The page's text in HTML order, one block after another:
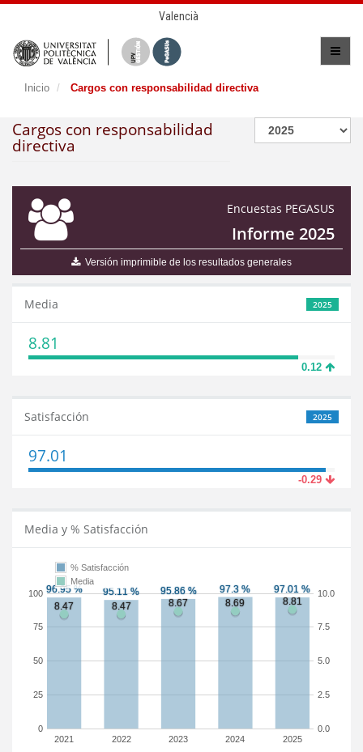
Valencià
Inicio Cargos con responsabilidad directiva
Cargos con responsabilidad
directiva
Encuestas PEGASUS
Informe 2025
Versión imprimible de los resultados generales
2025
Media
8.81
0.12
2025
Satisfacción
97.01
-0.29
Media y % Satisfacción
2021 2022 2023 2024 2025
0
25
50
75
100
0.0
2.5
5.0
7.5
10.0
% Satisfacción
Media